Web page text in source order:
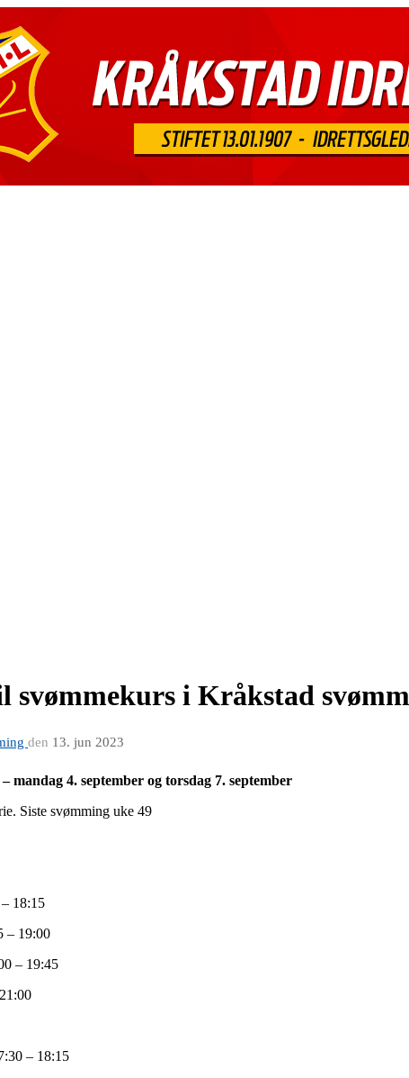
svømmekurs i Kråkstad
den 13. jun 2023
mandag 4. september og torsdag 7. september
Siste svømming uke 49
18:15
– 19:00
– 19:45
– 18:15